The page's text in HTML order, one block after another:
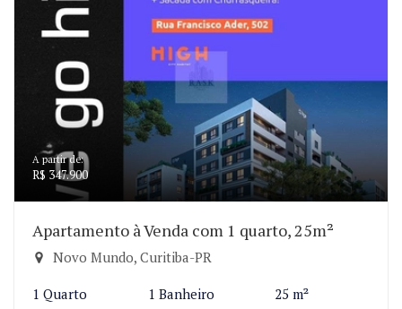
A partir de:
R$ 347.900
Apartamento à Venda com 1 quarto, 25m²
Novo Mundo, Curitiba-PR
1 Quarto 1 Banheiro 25 m²